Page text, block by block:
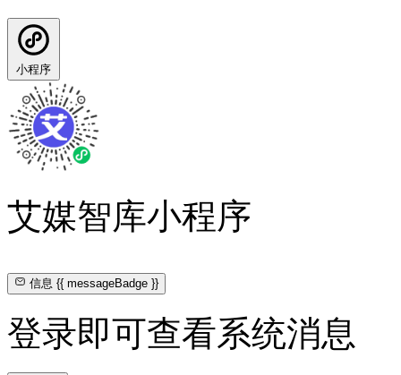
小程序
艾媒智库小程序
信息{{ messageBadge }}
登录即可查看系统消息